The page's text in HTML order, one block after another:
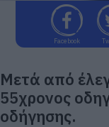
Facebook
Μετά από
55χρονος
οδήγησης.